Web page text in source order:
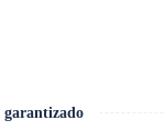
garantizado